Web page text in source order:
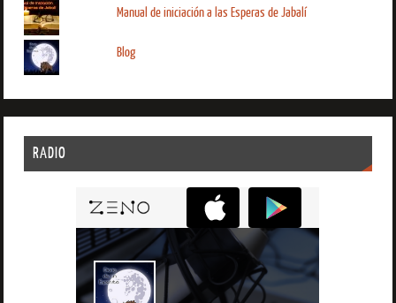
Manual de iniciación a las Esperas de Jabalí
Blog
RADIO